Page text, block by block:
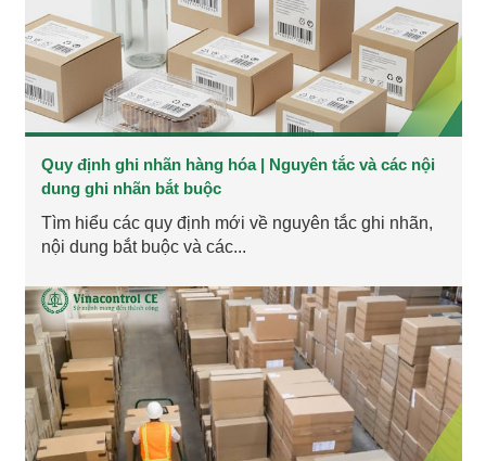
Quy định ghi nhãn hàng hóa | Nguyên tắc và các nội
dung ghi nhãn bắt buộc
Tìm hiểu các quy định mới về nguyên tắc ghi nhãn,
nội dung bắt buộc và các...